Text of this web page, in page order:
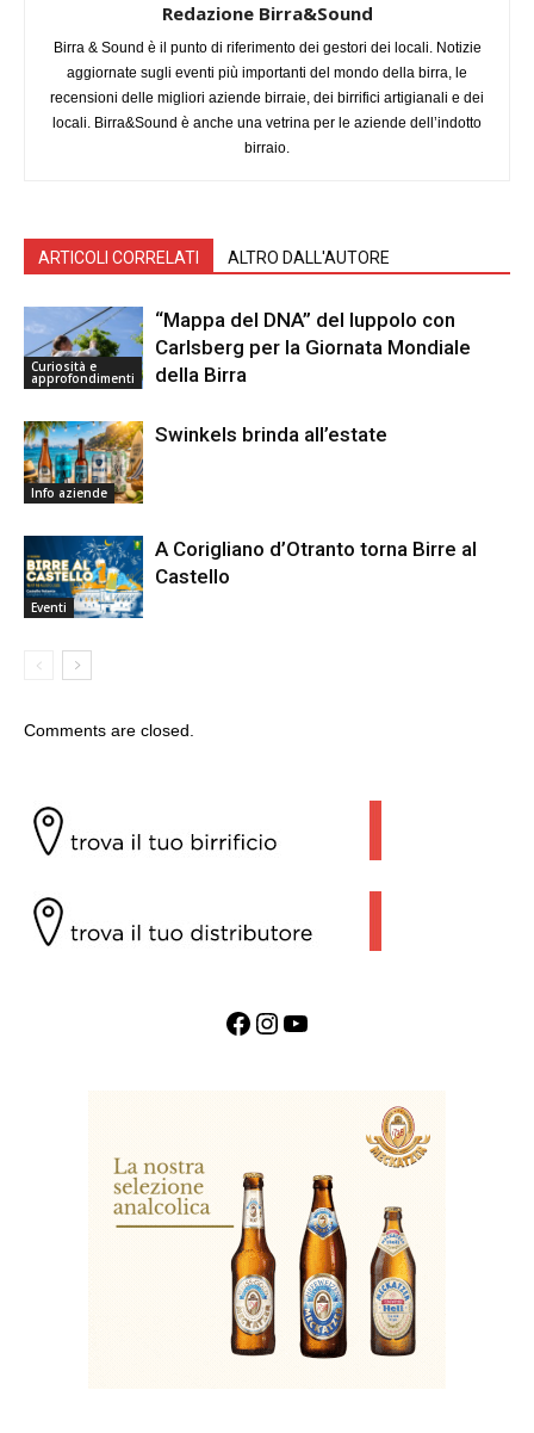
Redazione Birra&Sound
Birra & Sound è il punto di riferimento dei gestori dei locali. Notizie
aggiornate sugli eventi più importanti del mondo della birra, le
recensioni delle migliori aziende birraie, dei birrifici artigianali e dei
locali. Birra&Sound è anche una vetrina per le aziende dell’indotto
birraio.
ARTICOLI CORRELATI ALTRO DALL'AUTORE
Curiosità e
approfondimenti
“Mappa del DNA” del luppolo con
Carlsberg per la Giornata Mondiale
della Birra
Info aziende
Swinkels brinda all’estate
Eventi
A Corigliano d’Otranto torna Birre al
Castello
Comments are closed.
Facebook InstagramYouTube